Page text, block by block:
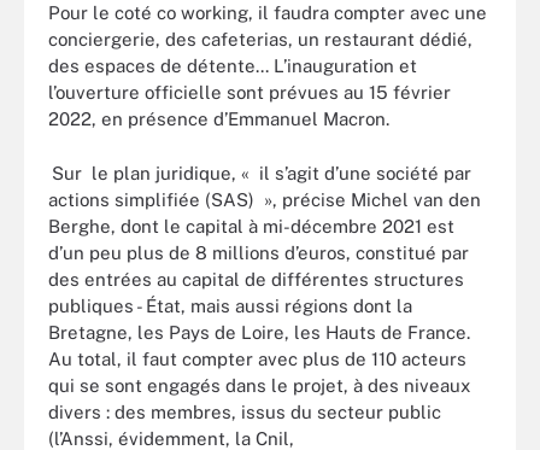
Pour le coté co working, il faudra compter avec une
conciergerie, des cafeterias, un restaurant dédié,
des espaces de détente... L’inauguration et
l’ouverture officielle sont prévues au 15 février
2022, en présence d’Emmanuel Macron.
Sur le plan juridique, « il s’agit d’une société par
actions simplifiée (SAS) », précise Michel van den
Berghe, dont le capital à mi-décembre 2021 est
d’un peu plus de 8 millions d’euros, constitué par
des entrées au capital de différentes structures
publiques - État, mais aussi régions dont la
Bretagne, les Pays de Loire, les Hauts de France.
Au total, il faut compter avec plus de 110 acteurs
qui se sont engagés dans le projet, à des niveaux
divers : des membres, issus du secteur public
(l’Anssi, évidemment, la Cnil,